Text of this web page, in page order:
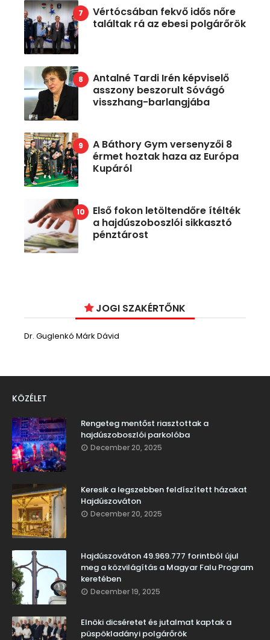
Vértócsában fekvő idős nőre
találtak rá az ebesi polgárőrök
Antalné Tardi Irén képviselő
asszony beszorult Sóvágó
visszhang-barlangjába
A Báthory Gym versenyzői 8
érmet hoztak haza az Európa
Kupáról
Első fokon letöltendőre ítélték
a hajdúszoboszlói sikkasztó
pénztárost
JOGI SZAKÉRTŐNK
Dr. Guglenkó Márk Dávid
KÖZÉLET
Rengeteg mentőst riasztottak a
hajdúszoboszlói parkolóba
December 20, 2025
Keresik a legszebben feldíszített házakat
Hajdúszováton
December 20, 2025
Hajdúszováton 49.969.777 forintból újul
meg a közvilágítás a Magyar Falu Program
keretében
December 19, 2025
Elnöki dicséretet és jutalmat kaptak a
püspökladányi polgárőrök